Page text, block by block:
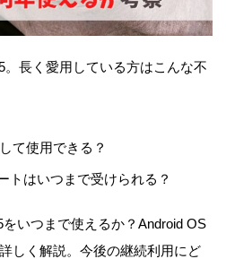
。長く愛用している方はこんな不
て使用できる？
トはいつまで受けられる？
いつまで使えるか？Android OS
しく解説。今後の継続利用にど